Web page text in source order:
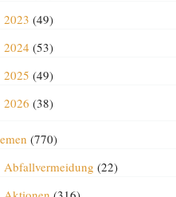
2023 (49)
2024 (53)
2025 (49)
2026 (38)
(770)
Abfallvermeidung (22)